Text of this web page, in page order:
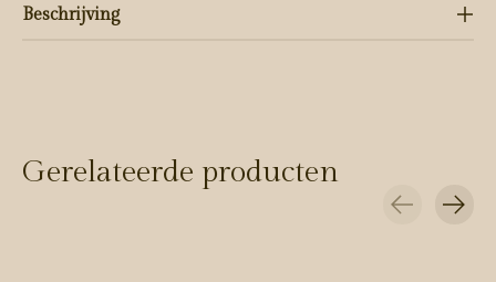
Beschrijving
Gerelateerde producten